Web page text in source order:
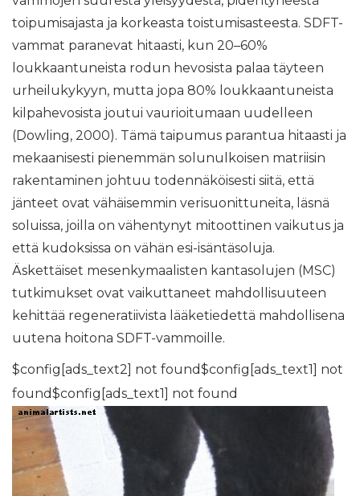
toipumisajasta ja korkeasta toistumisasteesta. SDFT-
vammat paranevat hitaasti, kun 20–60%
loukkaantuneista rodun hevosista palaa täyteen
urheilukykyyn, mutta jopa 80% loukkaantuneista
kilpahevosista joutui vaurioitumaan uudelleen
(Dowling, 2000). Tämä taipumus parantua hitaasti ja
mekaanisesti pienemmän solunulkoisen matriisin
rakentaminen johtuu todennäköisesti siitä, että
jänteet ovat vähäisemmin verisuonittuneita, läsnä
soluissa, joilla on vähentynyt mitoottinen vaikutus ja
että kudoksissa on vähän esi-isäntäsoluja.
Äskettäiset mesenkymaalisten kantasolujen (MSC)
tutkimukset ovat vaikuttaneet mahdollisuuteen
kehittää regeneratiivista lääketiedettä mahdollisena
uutena hoitona SDFT-vammoille.
$config[ads_text2] not found$config[ads_text1] not
found$config[ads_text1] not found